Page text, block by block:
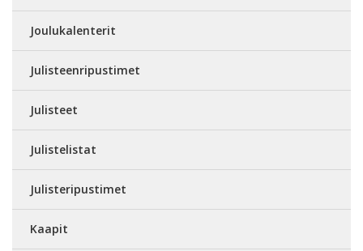
Joulukalenterit
Julisteenripustimet
Julisteet
Julistelistat
Julisteripustimet
Kaapit